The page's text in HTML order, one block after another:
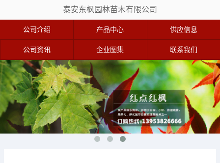
泰安东枫园林苗木有限公司
公司介绍 产品中心 供应信息
公司资讯 企业图集 联系我们